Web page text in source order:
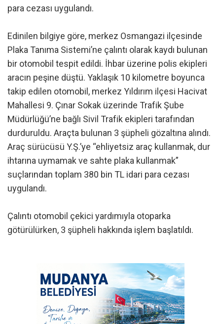
para cezası uygulandı.
Edinilen bilgiye göre, merkez Osmangazi ilçesinde
Plaka Tanıma Sistemi’ne çalıntı olarak kaydı bulunan
bir otomobil tespit edildi. İhbar üzerine polis ekipleri
aracın peşine düştü. Yaklaşık 10 kilometre boyunca
takip edilen otomobil, merkez Yıldırım ilçesi Hacivat
Mahallesi 9. Çınar Sokak üzerinde Trafik Şube
Müdürlüğü’ne bağlı Sivil Trafik ekipleri tarafından
durduruldu. Araçta bulunan 3 şüpheli gözaltına alındı.
Araç sürücüsü Y.Ş.’ye “ehliyetsiz araç kullanmak, dur
ihtarına uymamak ve sahte plaka kullanmak”
suçlarından toplam 380 bin TL idari para cezası
uygulandı.
Çalıntı otomobil çekici yardımıyla otoparka
götürülürken, 3 şüpheli hakkında işlem başlatıldı.